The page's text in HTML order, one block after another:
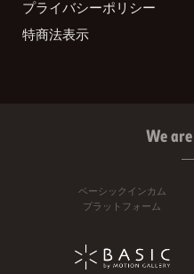
プライバシーポリシー
特商法表示
We
ベーシックインカム
プラットフォーム